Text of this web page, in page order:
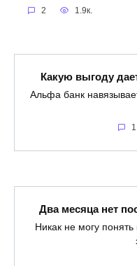
2 1.9к.
Какую выгоду
Альфа банк
1
Два месяца нет
Никак не могу